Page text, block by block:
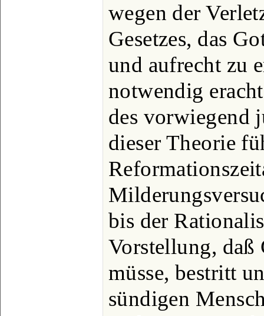
wegen der
Gesetzes, das
und aufrecht zu
notwendig
des vorwiegend
dieser Theorie
bis der
Vorstellung, daß
müsse, bestritt
sündigen